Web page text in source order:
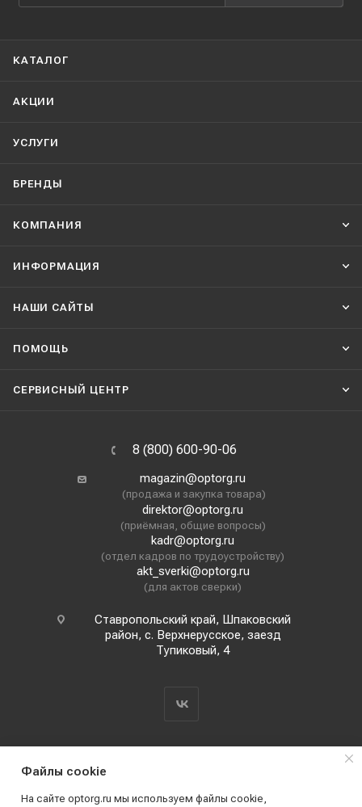
КАТАЛОГ
АКЦИИ
УСЛУГИ
БРЕНДЫ
КОМПАНИЯ
ИНФОРМАЦИЯ
НАШИ CАЙТЫ
ПОМОЩЬ
СЕРВИСНЫЙ ЦЕНТР
8 (800) 600-90-06
magazin@optorg.ru
(продажа и закупка товара)
direktor@optorg.ru
(приёмная, общие вопросы)
kadr@optorg.ru
(отдел кадров по трудоустройству)
akt_sverki@optorg.ru
(для актов сверки)
Ставропольский край, Шпаковский
район, с. Верхнерусское, заезд
Тупиковый, 4
Файлы cookie
На сайте optorg.ru мы используем файлы cookie,